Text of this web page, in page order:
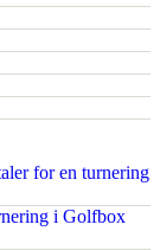
for en turnering
i Golfbox